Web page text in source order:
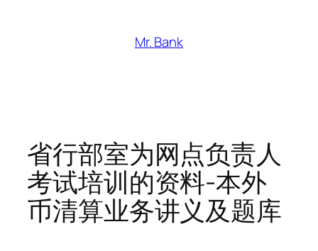
Mr. Bank
省行部室为网点负责人
考试培训的资料-本外
币清算业务讲义及题库